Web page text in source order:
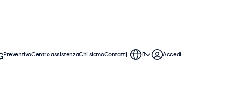
PreventivoCentro assistenzaChi siamoContatti IT Accedi